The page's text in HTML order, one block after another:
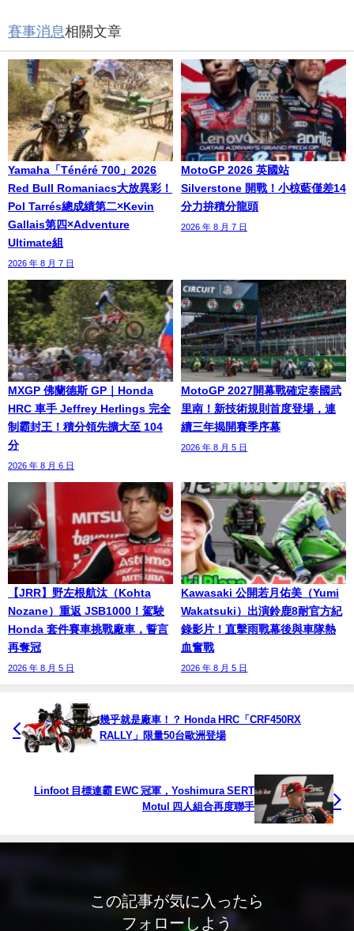
賽事消息相關文章
Yamaha「Ténéré 700」2026
Red Bull Romaniacs大放異彩！
Pol Tarrés總成績第二×Kevin
Gallais第四×Adventure
Ultimate組
2026 年 8 月 7 日
MotoGP 2026 英國站
Silverstone 開戰！小椋藍僅差14
分力拚積分龍頭
2026 年 8 月 7 日
MXGP 佛蘭德斯 GP｜Honda
HRC 車手 Jeffrey Herlings 完全
制霸封王！積分領先擴大至 104
分
2026 年 8 月 6 日
MotoGP 2027開幕戰確定泰國武
里南！新技術規則首度登場，連
續三年揭開賽季序幕
2026 年 8 月 5 日
【JRR】野左根航汰（Kohta
Nozane）重返 JSB1000！駕駛
Honda 套件賽車挑戰廠車，誓言
再奪冠
2026 年 8 月 5 日
Kawasaki 公開若月佑美（Yumi
Wakatsuki）出演鈴鹿8耐官方紀
錄影片！直擊雨戰幕後與車隊熱
血奮戰
2026 年 8 月 5 日
幾乎就是廠車！？ Honda HRC「CRF450RX
RALLY」限量50台歐洲登場
Linfoot 目標連霸 EWC 冠軍，Yoshimura SERT
Motul 四人組合再度聯手
この記事が気に入ったら
フォローしよう